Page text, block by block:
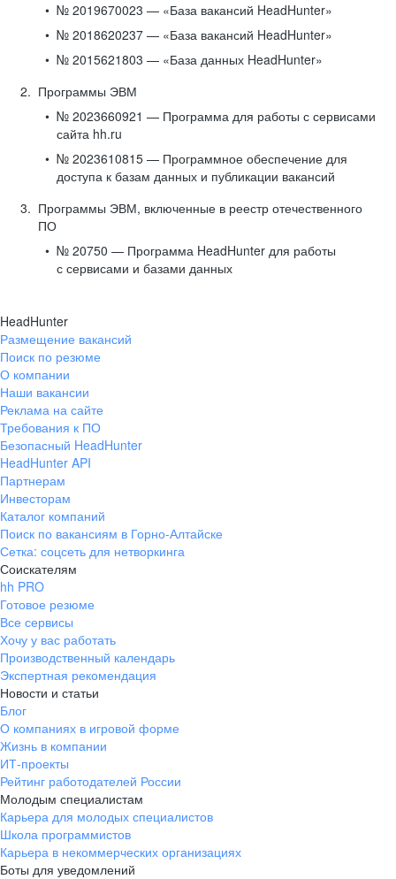
№ 2019670023 — «База вакансий HeadHunter»
№ 2018620237 — «База вакансий HeadHunter»
№ 2015621803 — «База данных HeadHunter»
Программы ЭВМ
№ 2023660921 — Программа для работы с сервисами
сайта hh.ru
№ 2023610815 — Программное обеспечение для
доступа к базам данных и публикации вакансий
Программы ЭВМ, включенные в реестр отечественного
ПО
№ 20750 — Программа HeadHunter для работы
с сервисами и базами данных
HeadHunter
Размещение вакансий
Поиск по резюме
О компании
Наши вакансии
Реклама на сайте
Требования к ПО
Безопасный HeadHunter
HeadHunter API
Партнерам
Инвесторам
Каталог компаний
Поиск по вакансиям в Горно-Алтайске
Сетка: соцсеть для нетворкинга
Соискателям
hh PRO
Готовое резюме
Все сервисы
Хочу у вас работать
Производственный календарь
Экспертная рекомендация
Новости и статьи
Блог
О компаниях в игровой форме
Жизнь в компании
ИТ-проекты
Рейтинг работодателей России
Молодым специалистам
Карьера для молодых специалистов
Школа программистов
Карьера в некоммерческих организациях
Боты для уведомлений